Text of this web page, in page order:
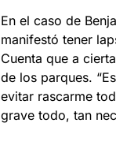
En el caso de
manifestó tener
Cuenta que a
de los parques.
evitar rascarme
grave todo, tan